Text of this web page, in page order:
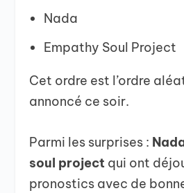
Nada
Empathy Soul Project
Cet ordre est l’ordre
annoncé ce soir.
Parmi les surprises :
soul project qui ont
pronostics avec de